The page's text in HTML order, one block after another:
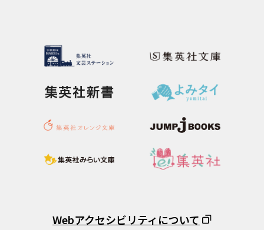
Webアクセシビリティについて